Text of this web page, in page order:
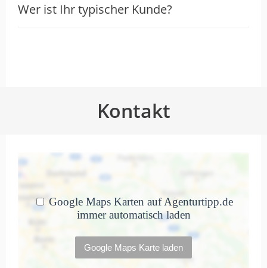
und haben mir sehr schnell geholfen
Truppe von Medien- Profis.
Empfehlenswert
Das Team von Nette Media kann
Wer ist Ihr typischer Kunde?
Kontakt